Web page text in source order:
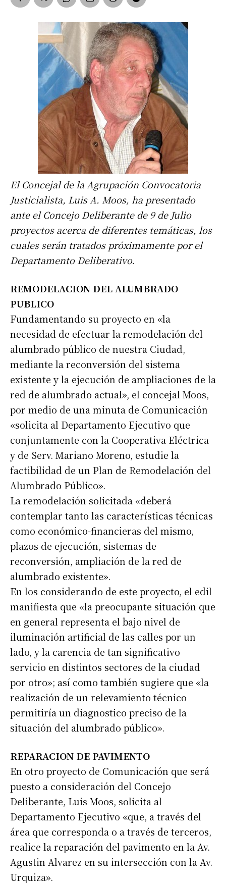
El Concejal de la Agrupación Convocatoria
Justicialista, Luis A. Moos, ha presentado
ante el Concejo Deliberante de 9 de Julio
proyectos acerca de diferentes temáticas, los
cuales serán tratados próximamente por el
Departamento Deliberativo.
REMODELACION DEL ALUMBRADO
PUBLICO
Fundamentando su proyecto en «la
necesidad de efectuar la remodelación del
alumbrado público de nuestra Ciudad,
mediante la reconversión del sistema
existente y la ejecución de ampliaciones de la
red de alumbrado actual», el concejal Moos,
por medio de una minuta de Comunicación
«solicita al Departamento Ejecutivo que
conjuntamente con la Cooperativa Eléctrica
y de Serv. Mariano Moreno, estudie la
factibilidad de un Plan de Remodelación del
Alumbrado Público».
La remodelación solicitada «deberá
contemplar tanto las características técnicas
como económico-financieras del mismo,
plazos de ejecución, sistemas de
reconversión, ampliación de la red de
alumbrado existente».
En los considerando de este proyecto, el edil
manifiesta que «la preocupante situación que
en general representa el bajo nivel de
iluminación artificial de las calles por un
lado, y la carencia de tan significativo
servicio en distintos sectores de la ciudad
por otro»; así como también sugiere que «la
realización de un relevamiento técnico
permitiría un diagnostico preciso de la
situación del alumbrado público».
REPARACION DE PAVIMENTO
En otro proyecto de Comunicación que será
puesto a consideración del Concejo
Deliberante, Luis Moos, solicita al
Departamento Ejecutivo «que, a través del
área que corresponda o a través de terceros,
realice la reparación del pavimento en la Av.
Agustin Alvarez en su intersección con la Av.
Urquiza».